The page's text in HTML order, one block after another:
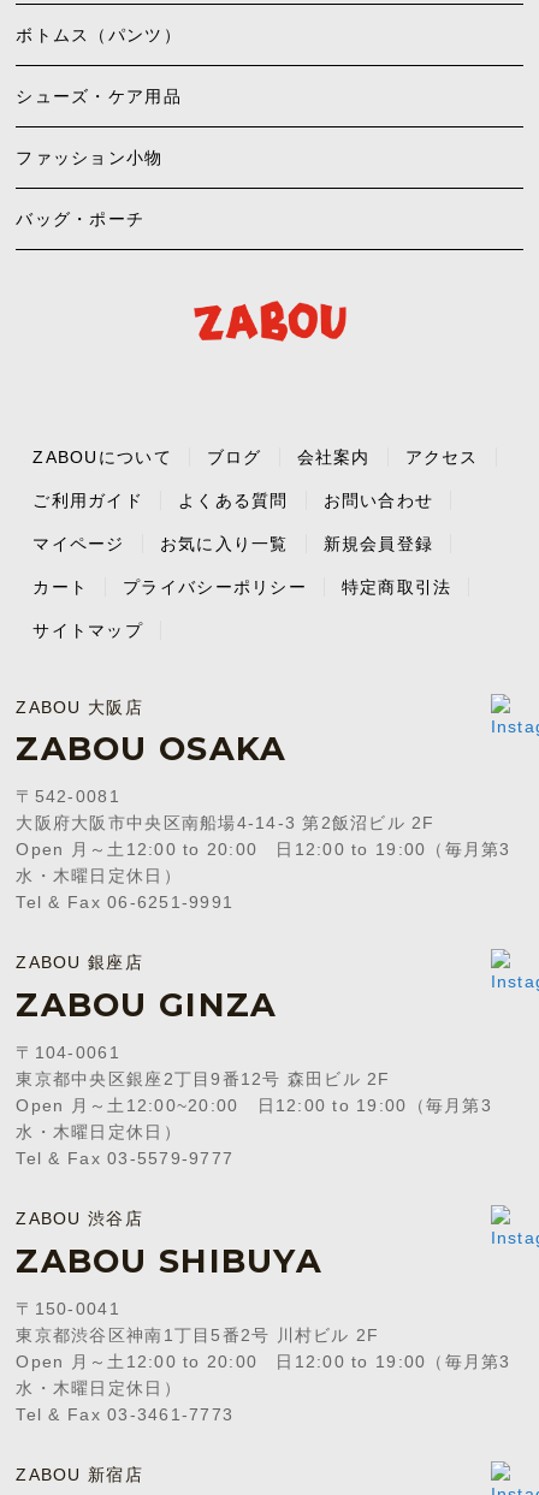
ボトムス（パンツ）
シューズ・ケア用品
ファッション小物
バッグ・ポーチ
ZABOUについて ブログ 会社案内 アクセス
ご利用ガイド よくある質問 お問い合わせ
マイページ お気に入り一覧 新規会員登録
カート プライバシーポリシー 特定商取引法
サイトマップ
ZABOU 大阪店
ZABOU OSAKA
〒542-0081
大阪府大阪市中央区南船場4-14-3 第2飯沼ビル 2F
Open 月～土12:00 to 20:00 日12:00 to 19:00（毎月第3
水・木曜日定休日）
Tel & Fax 06-6251-9991
ZABOU 銀座店
ZABOU GINZA
〒104-0061
東京都中央区銀座2丁目9番12号 森田ビル 2F
Open 月～土12:00~20:00 日12:00 to 19:00（毎月第3
水・木曜日定休日）
Tel & Fax 03-5579-9777
ZABOU 渋谷店
ZABOU SHIBUYA
〒150-0041
東京都渋谷区神南1丁目5番2号 川村ビル 2F
Open 月～土12:00 to 20:00 日12:00 to 19:00（毎月第3
水・木曜日定休日）
Tel & Fax 03-3461-7773
ZABOU 新宿店